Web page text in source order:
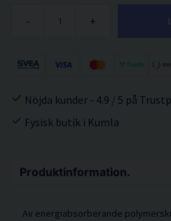
Produktinformation.
Av energiabsorberande
- +
Nöjda kunder - 4.9 / 5 på
Fysisk butik i Kumla